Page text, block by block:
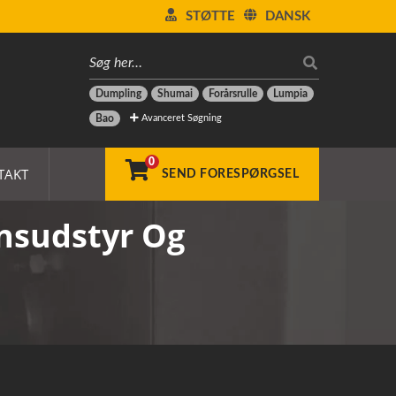
DANSK
STØTTE
Dumpling Shumai Forårsrulle Lumpia
Bao Avanceret Søgning
0
SEND FORESPØRGSEL
Og